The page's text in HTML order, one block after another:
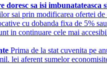
sa isi imbunatateasca
sai prin modificarea ofertei
cu dobanda fixa de 5%
in continuare cele mai
Prima de la stat cuvenita pe
lei aferent sumelor